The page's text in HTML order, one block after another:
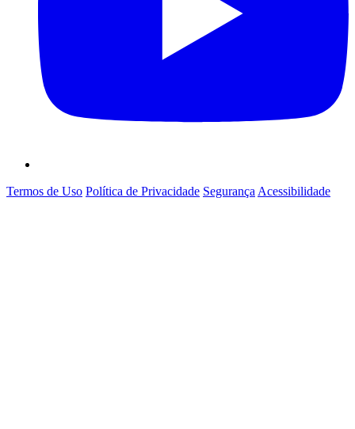
Termos de Uso Política de Privacidade Segurança Acessibilidade